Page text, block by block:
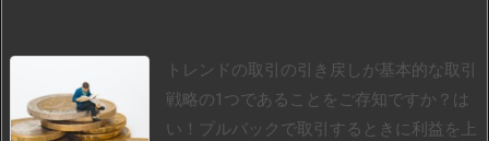
トレンドの取引の引き戻しが基本的な取引
戦略の1つであることをご存知ですか？は
い！プルバックで取引するときに利益を上